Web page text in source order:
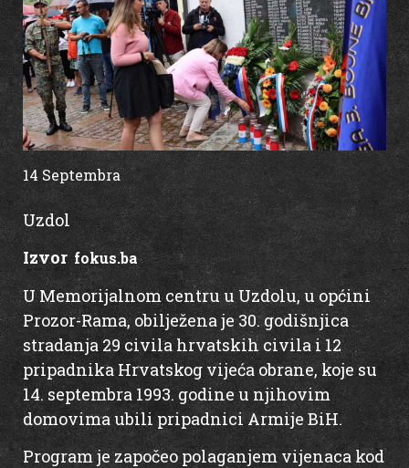
Izvor fokus.ba
U Memorijalnom centru u Uzdolu, u općini
Prozor-Rama, obilježena je 30. godišnjica
stradanja 29 civila hrvatskih civila i 12
pripadnika Hrvatskog vijeća obrane, koje su
14. septembra 1993. godine u njihovim
domovima ubili pripadnici Armije BiH.
Program je započeo polaganjem vijenaca kod
14 Septembra
00:00
Uzdol